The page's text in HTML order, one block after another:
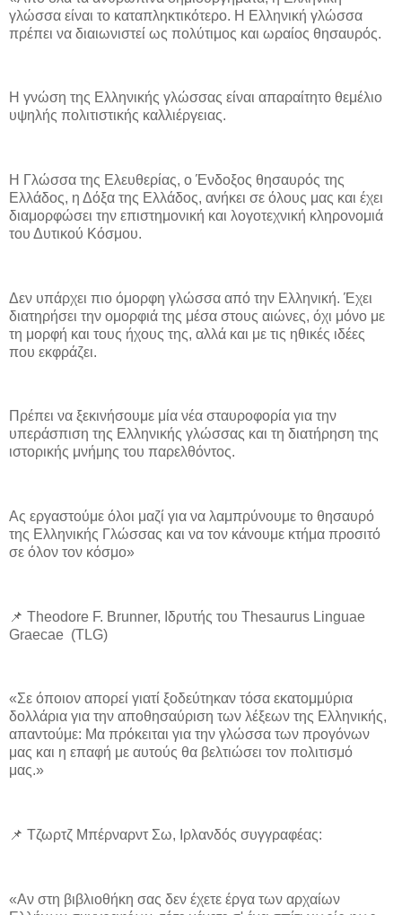
γλώσσα είναι το καταπληκτικότερο. Η Ελληνική γλώσσα
πρέπει να διαιωνιστεί ως πολύτιμος και ωραίος θησαυρός.
Η γνώση της Ελληνικής γλώσσας είναι απαραίτητο θεμέλιο
υψηλής πολιτιστικής καλλιέργειας.
Η Γλώσσα της Ελευθερίας, ο Ένδοξος θησαυρός της
Ελλάδος, η Δόξα της Ελλάδος, ανήκει σε όλους μας και έχει
διαμορφώσει την επιστημονική και λογοτεχνική κληρονομιά
του Δυτικού Κόσμου.
Δεν υπάρχει πιο όμορφη γλώσσα από την Ελληνική. Έχει
διατηρήσει την ομορφιά της μέσα στους αιώνες, όχι μόνο με
τη μορφή και τους ήχους της, αλλά και με τις ηθικές ιδέες
που εκφράζει.
Πρέπει να ξεκινήσουμε μία νέα σταυροφορία για την
υπεράσπιση της Ελληνικής γλώσσας και τη διατήρηση της
ιστορικής μνήμης του παρελθόντος.
Ας εργαστούμε όλοι μαζί για να λαμπρύνουμε το θησαυρό
της Ελληνικής Γλώσσας και να τον κάνουμε κτήμα προσιτό
σε όλον τον κόσμο»
📌 Theodore F. Brunner, Ιδρυτής του Thesaurus Linguae
Graecae (TLG)
«Σε όποιον απορεί γιατί ξοδεύτηκαν τόσα εκατομμύρια
δολλάρια για την αποθησαύριση των λέξεων της Ελληνικής,
απαντούμε: Μα πρόκειται για την γλώσσα των προγόνων
μας και η επαφή με αυτούς θα βελτιώσει τον πολιτισμό
μας.»
📌 Τζωρτζ Μπέρναρντ Σω, Ιρλανδός συγγραφέας:
«Αν στη βιβλιοθήκη σας δεν έχετε έργα των αρχαίων